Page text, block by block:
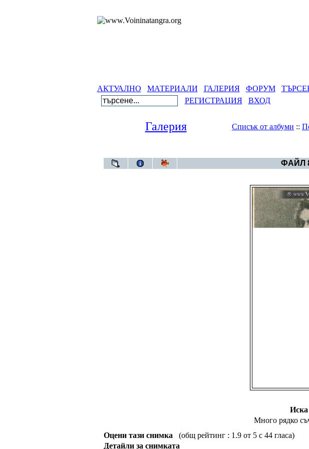
АКТУАЛНО МАТЕРИАЛИ ГАЛЕРИЯ ФОРУМ
РЕГИСТРАЦИЯ
ВХОД
Галерия Списък от албуми ::
ФАЙЛ
Много рядко
Оцени тази снимка
(общ рейтинг : 1.9 от 5 с 44 гласа)
Детайли за снимката